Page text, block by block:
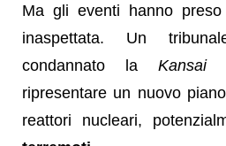
Ma gli eventi hanno
inaspettata. Un
condannato la Kansai
ripresentare un nuovo
reattori nucleari,